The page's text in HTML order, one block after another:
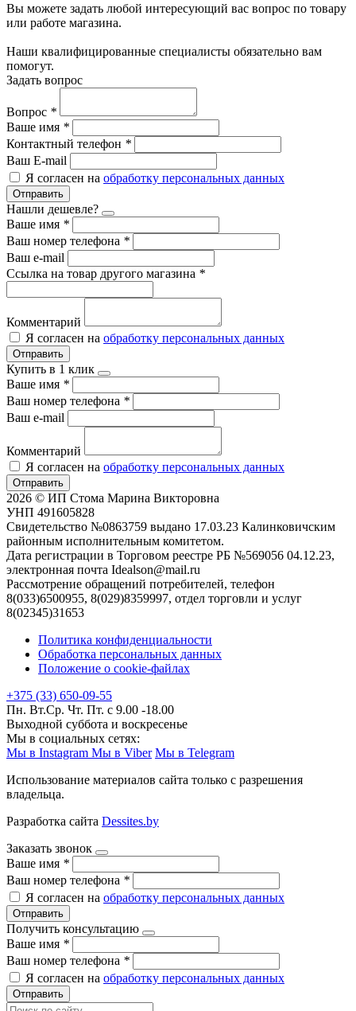
Вы можете задать любой интересующий вас вопрос по товару
или работе магазина.
Наши квалифицированные специалисты обязательно вам
помогут.
Задать вопрос
Вопрос *
Ваше имя *
Контактный телефон *
Ваш E-mail
Я согласен на обработку персональных данных
Отправить
Нашли дешевле?
Ваше имя *
Ваш номер телефона *
Ваш e-mail
Ссылка на товар другого магазина *
Комментарий
Я согласен на обработку персональных данных
Отправить
Купить в 1 клик
Ваше имя *
Ваш номер телефона *
Ваш e-mail
Комментарий
Я согласен на обработку персональных данных
Отправить
2026 © ИП Стома Марина Викторовна
УНП 491605828
Свидетельство №0863759 выдано 17.03.23 Калинковичским
районным исполнительным комитетом.
Дата регистрации в Торговом реестре РБ №569056 04.12.23,
электронная почта Idealson@mail.ru
Рассмотрение обращений потребителей, телефон
8(033)6500955, 8(029)8359997, отдел торговли и услуг
8(02345)31653
Политика конфиденциальности
Обработка персональных данных
Положение о cookie-файлах
+375 (33) 650-09-55
Пн. Вт.Ср. Чт. Пт. с 9.00 -18.00
Выходной суббота и воскресенье
Мы в социальных сетях:
Мы в Instagram Мы в Viber Мы в Telegram
Использование материалов сайта только с разрешения
владельца.
Разработка сайта Dessites.by
Заказать звонок
Ваше имя *
Ваш номер телефона *
Я согласен на обработку персональных данных
Отправить
Получить консультацию
Ваше имя *
Ваш номер телефона *
Я согласен на обработку персональных данных
Отправить